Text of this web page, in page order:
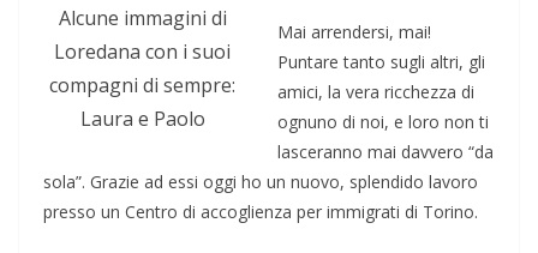
Alcune immagini di
Loredana con i suoi
compagni di sempre:
Laura e Paolo
Mai arrendersi, mai!
Puntare tanto sugli altri, gli
amici, la vera ricchezza di
ognuno di noi, e loro non ti
lasceranno mai davvero “da
sola”. Grazie ad essi oggi ho un nuovo, splendido lavoro
presso un Centro di accoglienza per immigrati di Torino.